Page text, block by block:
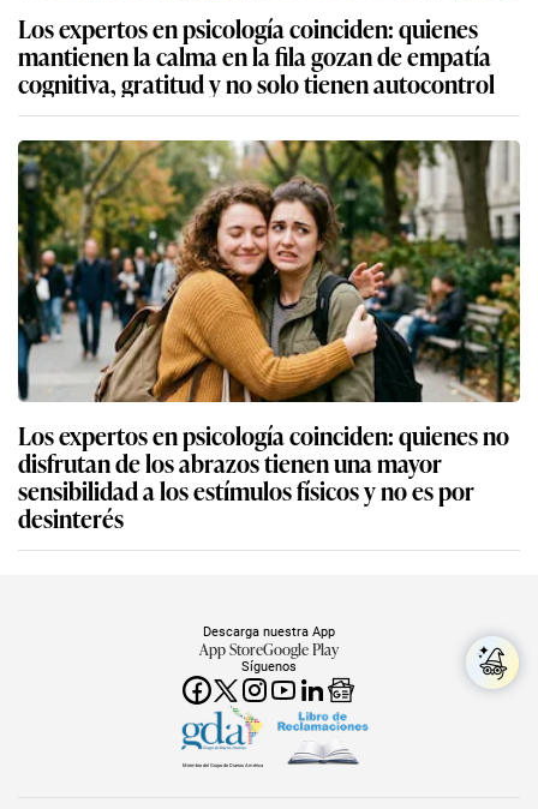
Los expertos en psicología coinciden: quienes
mantienen la calma en la fila gozan de empatía
cognitiva, gratitud y no solo tienen autocontrol
Los expertos en psicología coinciden: quienes no
disfrutan de los abrazos tienen una mayor
sensibilidad a los estímulos físicos y no es por
desinterés
Síguenos
Descarga nuestra App
App StoreGoogle Play
Miembro del Grupo de Diarios América